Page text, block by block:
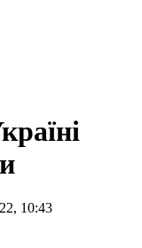
10:43